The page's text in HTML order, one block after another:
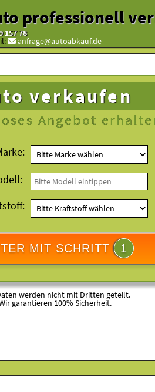
professionell
157 78
anfrage@autoabkauf.de
verkaufen
Angebot
MIT SCHRITT 1
werden nicht mit Dritten geteilt.
garantieren 100% Sicherheit.